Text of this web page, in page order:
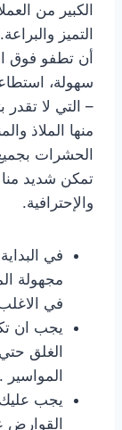
الكبير من
التميز
أن تطفو فوق
سهولة،
– التي لا
منها الملاذ
الحشرات
تمكن شديد
والإحترافية.
في
مجهولة
في
يجب ان
الغلق
المواسير .
يجب